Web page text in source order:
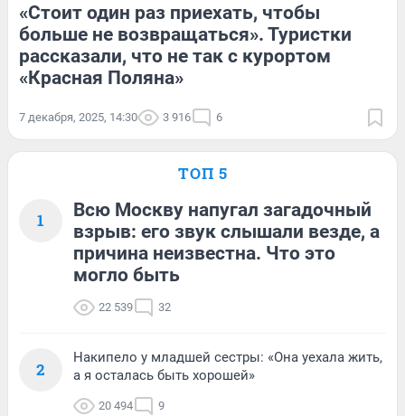
«Стоит один раз приехать, чтобы
больше не возвращаться». Туристки
рассказали, что не так с курортом
«Красная Поляна»
7 декабря, 2025, 14:30 3 916 6
ТОП 5
1
Всю Москву напугал загадочный
взрыв: его звук слышали везде, а
причина неизвестна. Что это
могло быть
22 539 32
2
Накипело у младшей сестры: «Она уехала жить,
а я осталась быть хорошей»
20 494 9